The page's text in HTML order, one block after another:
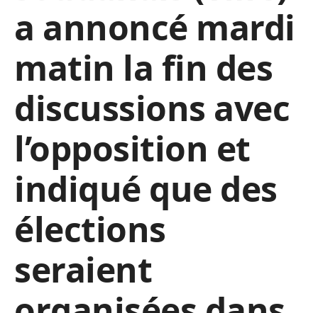
a annoncé mardi
matin la fin des
discussions avec
l’opposition et
indiqué que des
élections
seraient